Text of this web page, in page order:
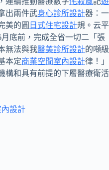
出兩件武身心診所設計器：一
美的圓 日式住宅設計規。云平
底前，完成全省一切二「張
無法與我醫美診所設計的噸級
本定商業空間室內設計律！」
構和具有前提的下層醫療衛活
設計